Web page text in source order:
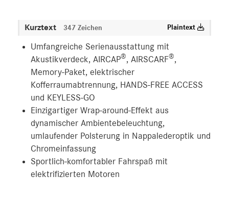
Kurztext 347 Zeichen Plaintext
Umfangreiche Serienausstattung mit
Akustikverdeck, AIRCAP®, AIRSCARF®,
Memory-Paket, elektrischer
Kofferraumabtrennung, HANDS-FREE ACCESS
und KEYLESS-GO
Einzigartiger Wrap-around-Effekt aus
dynamischer Ambientebeleuchtung,
umlaufender Polsterung in Nappalederoptik und
Chromeinfassung
Sportlich-komfortabler Fahrspaß mit
elektrifizierten Motoren